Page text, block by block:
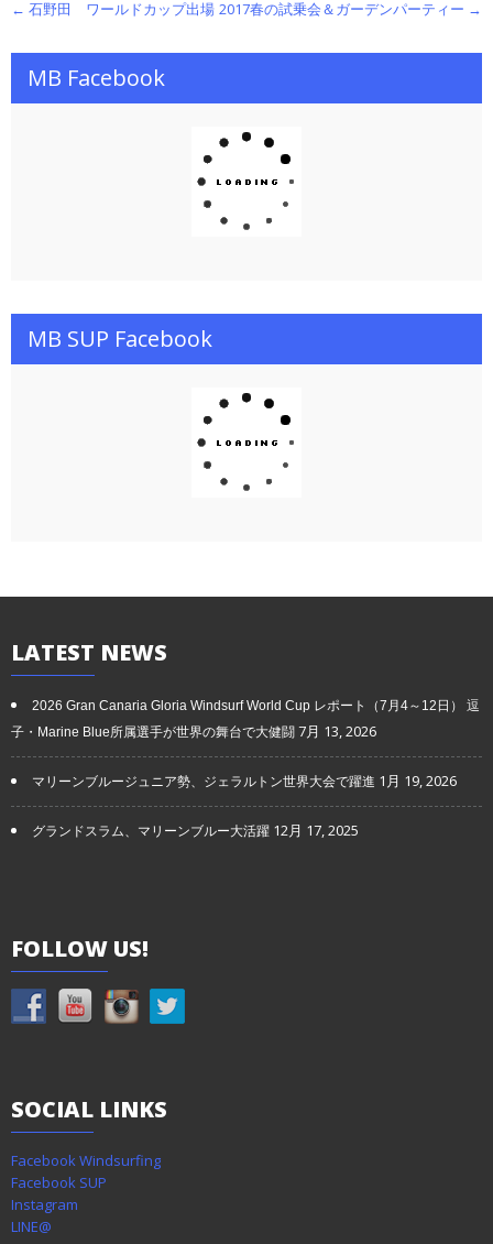
o
s
i
g
← 石野田 ワールドカップ出場 2017春の試乗会＆ガーデンパーティー →
MB Facebook
MB SUP Facebook
LATEST NEWS
2026 Gran Canaria Gloria Windsurf World Cup レポート（7月4～12日） 逗
子・Marine Blue所属選手が世界の舞台で大健闘 7月 13, 2026
マリーンブルージュニア勢、ジェラルトン世界大会で躍進 1月 19, 2026
グランドスラム、マリーンブルー大活躍 12月 17, 2025
FOLLOW US!
SOCIAL LINKS
Facebook Windsurfing
Facebook SUP
Instagram
LINE@